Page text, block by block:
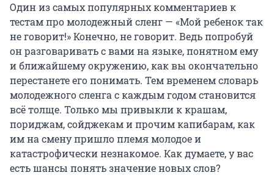
Один из самых популярных комментариев к
тестам про молодежный сленг — «Мой ребенок так
не говорит!» Конечно, не говорит. Ведь попробуй
он разговаривать с вами на языке, понятном ему
и ближайшему окружению, как вы окончательно
перестанете его понимать. Тем временем словарь
молодежного сленга с каждым годом становится
всё толще. Только мы привыкли к крашам,
пориджам, сойджекам и прочим капибарам, как
им на смену пришло племя молодое и
катастрофически незнакомое. Как думаете, у вас
есть шансы понять значение новых слов?